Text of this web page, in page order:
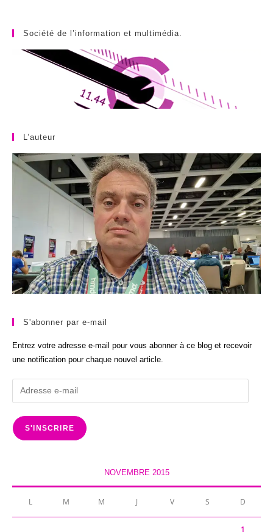
Société de l’information et multimédia.
L’auteur
S'abonner par e-mail
Entrez votre adresse e-mail pour vous abonner à ce blog et recevoir
une notification pour chaque nouvel article.
Adresse
e-
mail
S'INSCRIRE
NOVEMBRE 2015
L M M J V S D
1